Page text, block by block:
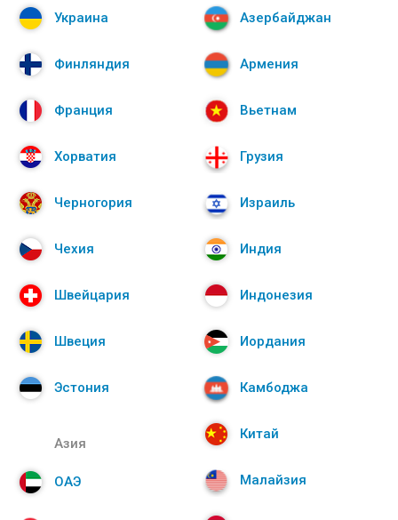
Украина
Финляндия
Франция
Хорватия
Черногория
Чехия
Швейцария
Швеция
Эстония
Азербайджан
Армения
Вьетнам
Грузия
Израиль
Индия
Индонезия
Иордания
Камбоджа
Китай
Малайзия
Азия
ОАЭ